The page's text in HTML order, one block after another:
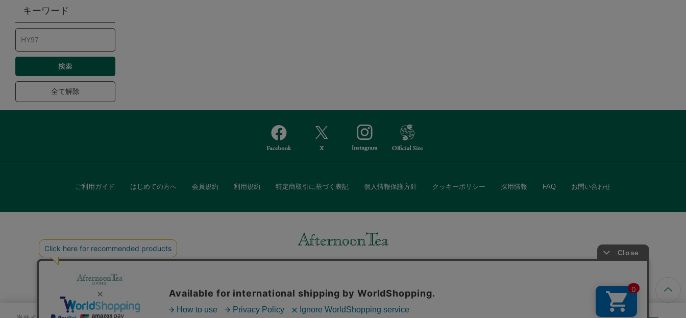
トレーニング
ヴィンテージ
キーワード
全て解除
ご利用ガイド はじめての方へ 会員規約 利用規約 特定商取引に基づく表記 個人情報保護方針 クッキーポリシー 採用情報 FAQ お問い合わせ
また、ギフトセットなどギフトにぴったりの豊富な商品がラインナップ。
「ソーシャルギフト」サービスもご提供しています。